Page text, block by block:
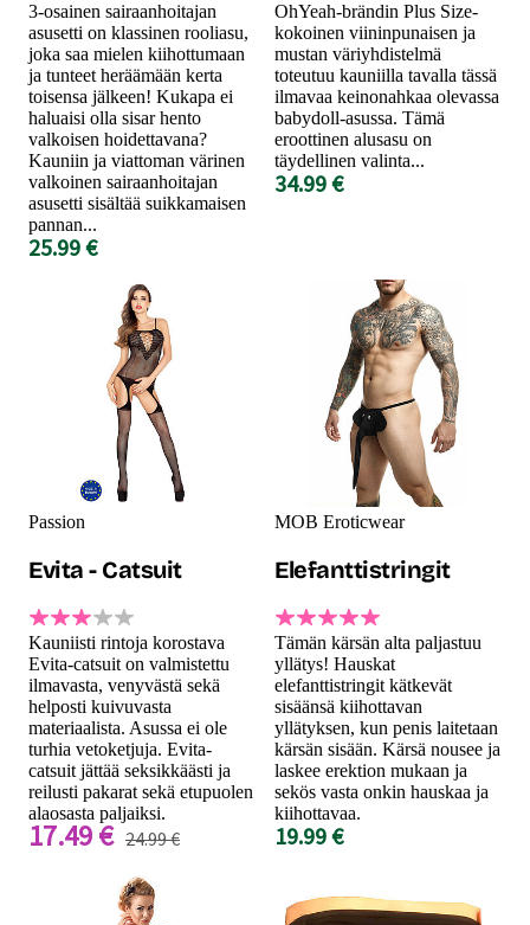
3-osainen sairaanhoitajan
asusetti on klassinen rooliasu,
joka saa mielen kiihottumaan
ja tunteet heräämään kerta
toisensa jälkeen! Kukapa ei
haluaisi olla sisar hento
valkoisen hoidettavana?
Kauniin ja viattoman värinen
valkoinen sairaanhoitajan
asusetti sisältää suikkamaisen
pannan...
25.99 €
OhYeah-brändin Plus Size-
kokoinen viininpunaisen ja
mustan väriyhdistelmä
toteutuu kauniilla tavalla tässä
ilmavaa keinonahkaa olevassa
babydoll-asussa. Tämä
eroottinen alusasu on
täydellinen valinta...
34.99 €
Passion
Evita - Catsuit
Kauniisti rintoja korostava
Evita-catsuit on valmistettu
ilmavasta, venyvästä sekä
helposti kuivuvasta
materiaalista. Asussa ei ole
turhia vetoketjuja. Evita-
catsuit jättää seksikkäästi ja
reilusti pakarat sekä etupuolen
alaosasta paljaiksi.
17.49 € 24.99 €
MOB Eroticwear
Elefanttistringit
Tämän kärsän alta paljastuu
yllätys! Hauskat
elefanttistringit kätkevät
sisäänsä kiihottavan
yllätyksen, kun penis laitetaan
kärsän sisään. Kärsä nousee ja
laskee erektion mukaan ja
sekös vasta onkin hauskaa ja
kiihottavaa.
19.99 €